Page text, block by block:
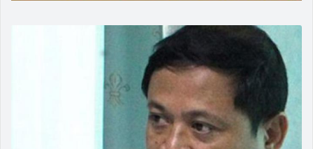
Campagne de sécurité routière ‘Seven Days of Danger’ de